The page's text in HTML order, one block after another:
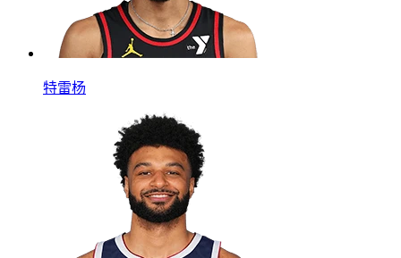
特雷杨